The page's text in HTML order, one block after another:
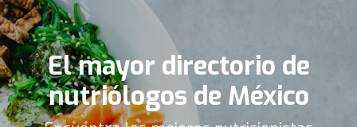
El mayor directorio de
nutriólogos de México